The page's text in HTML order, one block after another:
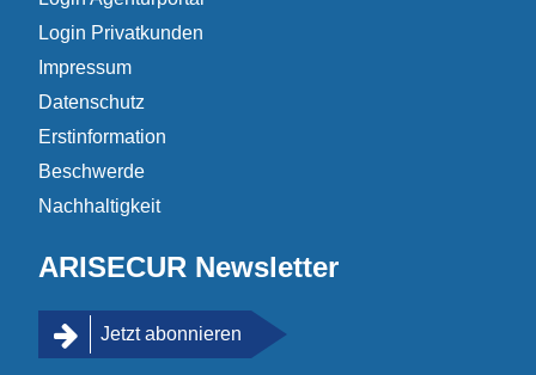
Login Privatkunden
Impressum
Datenschutz
Erstinformation
Beschwerde
Nachhaltigkeit
ARISECUR Newsletter
Jetzt abonnieren